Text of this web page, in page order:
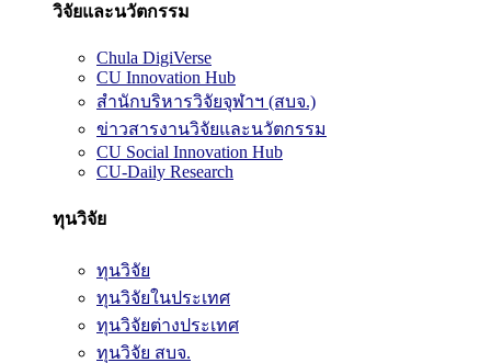
วิจัยและนวัตกรรม
Chula DigiVerse
CU Innovation Hub
สำนักบริหารวิจัยจุฬาฯ (สบจ.)
ข่าวสารงานวิจัยและนวัตกรรม
CU Social Innovation Hub
CU-Daily Research
ทุนวิจัย
ทุนวิจัย
ทุนวิจัยในประเทศ
ทุนวิจัยต่างประเทศ
ทุนวิจัย สบจ.